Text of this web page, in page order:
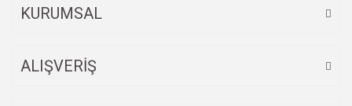
KURUMSAL
ALIŞVERİŞ